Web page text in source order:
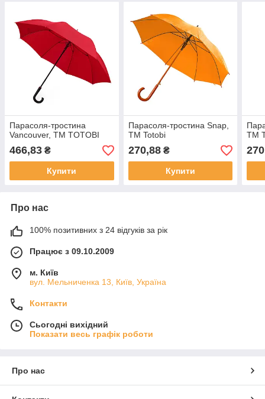
Парасоля-тростина
Vancouver, ТМ TOTOBI
466,83 ₴
Купити
Парасоля-тростина Snap,
ТМ Totobi
270,88₴
Купити
ТМ
Про нас
100% позитивних з 24 відгуків за рік
Працює з 09.10.2009
м. Київ
вул. Мельниченка 13, Київ, Україна
Контакти
Сьогодні вихідний
Показати весь графік роботи
Про нас